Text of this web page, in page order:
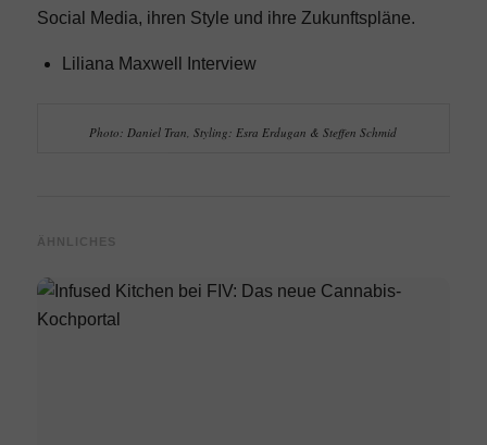
Social Media, ihren Style und ihre Zukunftspläne.
Liliana Maxwell Interview
Photo: Daniel Tran, Styling: Esra Erdugan & Steffen Schmid
ÄHNLICHES